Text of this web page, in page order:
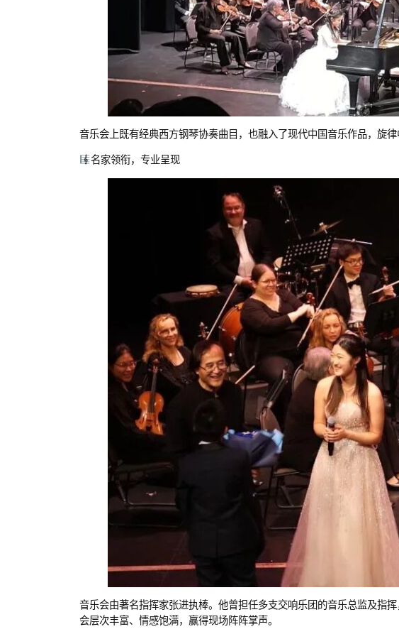
音乐会上既有经典西方钢琴协奏曲目，也融入了现代中国音乐作品，旋
名家领衔，专业呈现
音乐会由著名指挥家张进执棒。他曾担任多支交响乐团的音乐总监及指
会层次丰富、情感饱满，赢得现场阵阵掌声。